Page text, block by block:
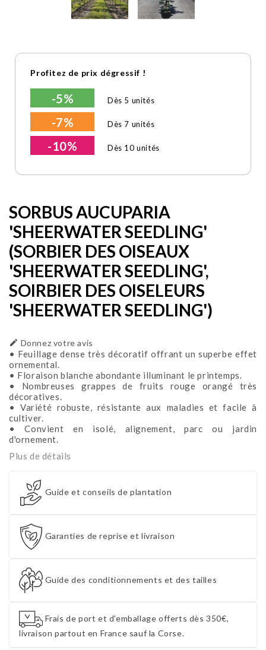
Profitez de prix dégressif !
-5% Dès 5 unités
-7% Dès 7 unités
-10% Dès 10 unités
SORBUS AUCUPARIA
'SHEERWATER SEEDLING'
(SORBIER DES OISEAUX
'SHEERWATER SEEDLING',
SOIRBIER DES OISELEURS
'SHEERWATER SEEDLING')
 Donnez votre avis
• Feuillage dense très décoratif offrant un superbe effet
ornemental.
• Floraison blanche abondante illuminant le printemps.
• Nombreuses grappes de fruits rouge orangé très
décoratives.
• Variété robuste, résistante aux maladies et facile à
cultiver.
• Convient en isolé, alignement, parc ou jardin
d'ornement.
Plus de détails
Guide et conseils de plantation
Garanties de reprise et livraison
Guide des conditionnements et des tailles
Frais de port et d'emballage offerts dès 350€,
livraison partout en France sauf la Corse.